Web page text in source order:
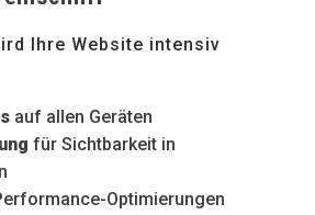
Ihre Website intensiv
auf allen Geräten
für Sichtbarkeit in
Optimierungen